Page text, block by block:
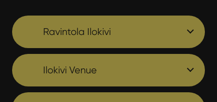
Ravintola Ilokivi
Ilokivi Venue